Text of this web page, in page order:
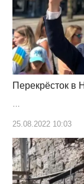
Перекрёсток в
25.08.2022 10:03